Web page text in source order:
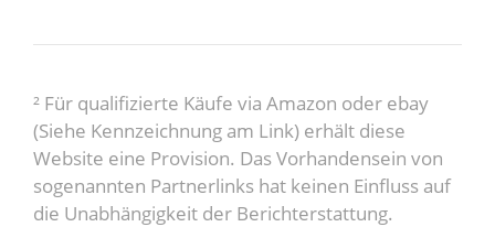
² Für qualifizierte Käufe via Amazon oder ebay
(Siehe Kennzeichnung am Link) erhält diese
Website eine Provision. Das Vorhandensein von
sogenannten Partnerlinks hat keinen Einfluss auf
die Unabhängigkeit der Berichterstattung.